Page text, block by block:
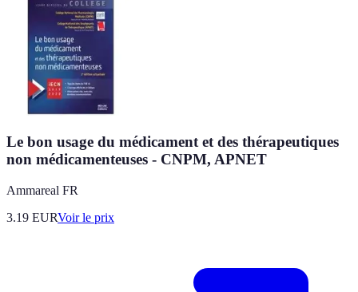
Le bon usage du médicament et des thérapeutiques
non médicamenteuses - CNPM, APNET
Ammareal FR
3.19 EURVoir le prix